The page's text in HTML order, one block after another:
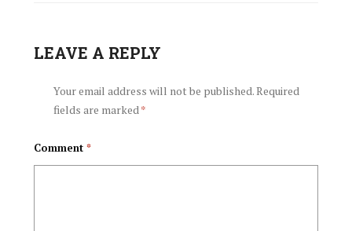
കൊല്ലാന്‍ ശ്രമിച്ച
സംഭവത്തില്‍ പ്രതി കടന്നു കളഞ്ഞു;
ഒടുവില്‍ പിടിയില്‍
LEAVE A REPLY
Your email address will not be published.Required
fields are marked*
Comment *